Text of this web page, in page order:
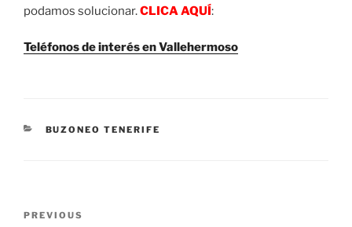
podamos solucionar.CLICA AQUÍ:
Teléfonos de interés en Vallehermoso
CATEGORIES
BUZONEO TENERIFE
Previous
PREVIOUS